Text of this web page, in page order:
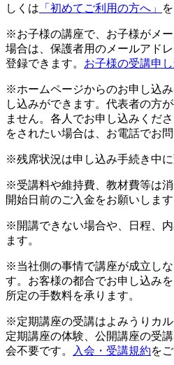
しくは 「初めてご利用の方へ」
※お子様の講座で、お子様がメ
場合は、保護者用のメールアド
登録できます。 お子様の受講申
※ホームページからのお申し込
し込みができます。代表者の方
ません。各人でお申し込みくだ
をされたい場合は、お電話でお
※残席状況は申し込み手続き中に
※受講料や維持費、教材費等は
開始日前のご入金をお願いします
※開講できない場合や、日程、
ます。
※当社側の事情で講座が成立し
す。お客様の都合でお申し込み
所定の手数料を承ります。
※定期講座の受講はよみうりカル
定期講座の体験、公開講座の受
会不要です。
入会・受講規約を